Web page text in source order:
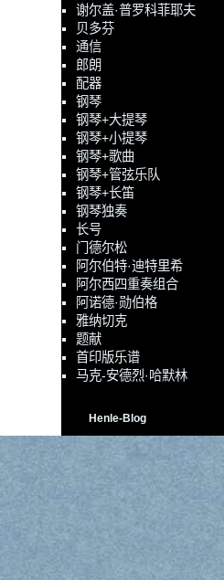
谢尔盖·普罗科菲耶夫
贝多芬
通信
郎朗
配器
钢琴
钢琴+大提琴
钢琴+小提琴
钢琴+歌曲
钢琴+管弦乐队
钢琴+长笛
钢琴独奏
长号
门德尔松
阿尔伯特·迪特里希
阿尔西四重奏组合
阿诺德·勋伯格
雅纳切克
题献
首印版乐谱
马克-安德烈·哈默林
Henle-Blog